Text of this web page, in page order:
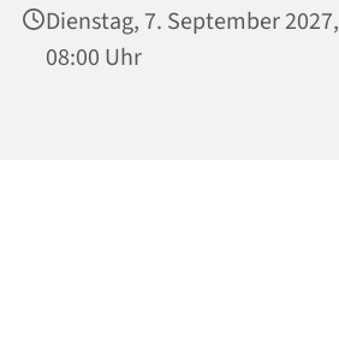
Dienstag, 7. September 2027,
08:00 Uhr